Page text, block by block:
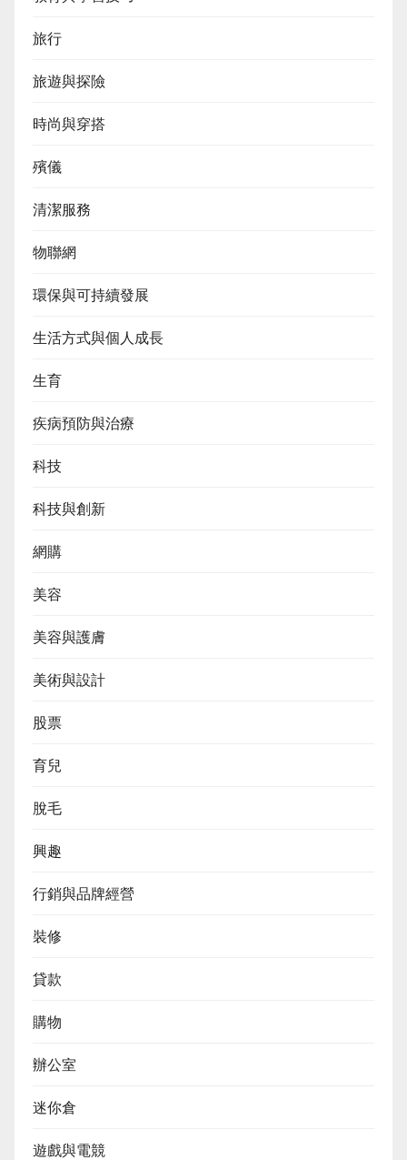
旅行
旅遊與探險
時尚與穿搭
殯儀
清潔服務
物聯網
環保與可持續發展
生活方式與個人成長
生育
疾病預防與治療
科技
科技與創新
網購
美容
美容與護膚
美術與設計
股票
育兒
脫毛
興趣
行銷與品牌經營
裝修
貸款
購物
辦公室
迷你倉
遊戲與電競